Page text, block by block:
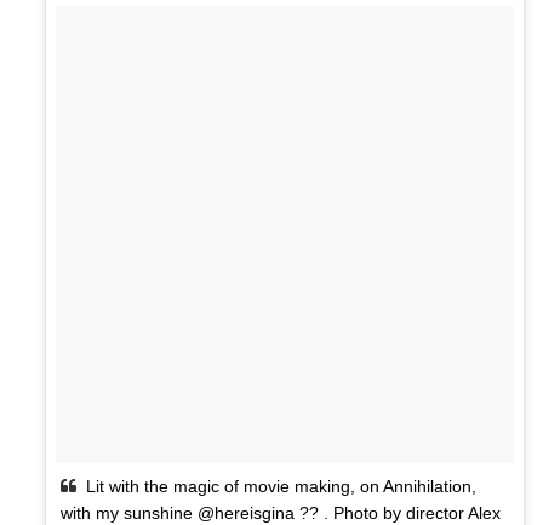
Lit with the magic of movie making, on Annihilation,
with my sunshine @hereisgina ?? . Photo by director Alex